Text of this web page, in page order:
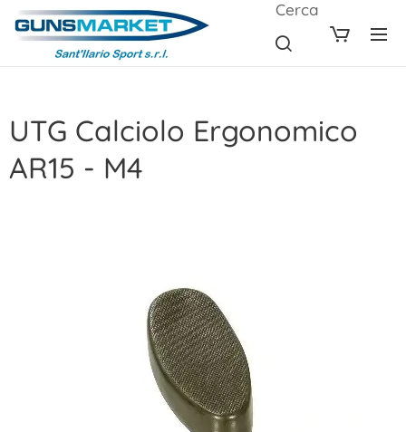
Cerca
UTG Calciolo Ergonomico
AR15 - M4